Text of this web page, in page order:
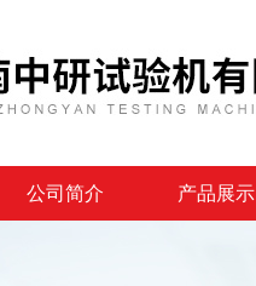
公司简介 产品展示